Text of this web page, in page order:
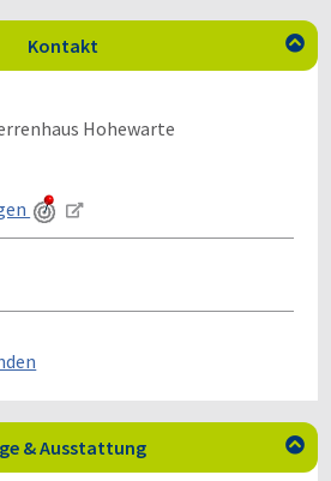
Kontakt 
Hohewarte
& Ausstattung 